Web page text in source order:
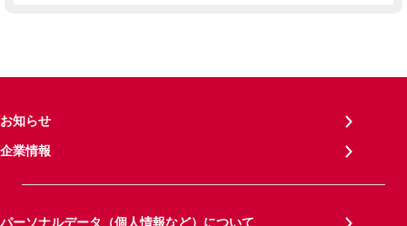
お知らせ
企業情報
パーソナルデータ（個人情報など）について